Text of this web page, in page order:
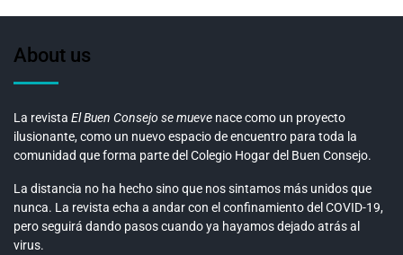
About us
La revista El Buen Consejo se mueve nace como un proyecto
ilusionante, como un nuevo espacio de encuentro para toda la
comunidad que forma parte del Colegio Hogar del Buen Consejo.
La distancia no ha hecho sino que nos sintamos más unidos que
nunca. La revista echa a andar con el confinamiento del COVID-19,
pero seguirá dando pasos cuando ya hayamos dejado atrás al
virus.